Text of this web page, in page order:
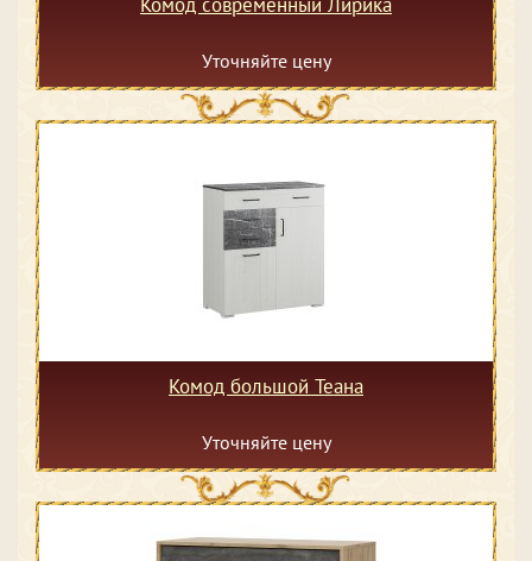
Уточняйте цену
Комод большой Теана
Уточняйте цену